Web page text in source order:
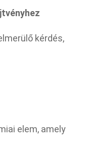
kérdés,
elem, amely